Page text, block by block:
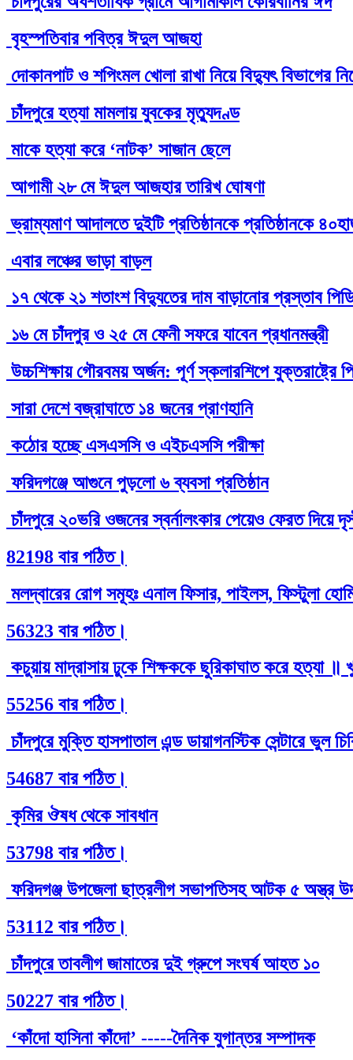
বৃহস্পতিবার পবিত্র ঈদুল আজহা
দোকানপাট ও শপিংমল খোলা রাখা নিয়ে বিদ্যুৎ বিভাগের
চাঁদপুরে হত্যা মামলায় যুবকের মৃত্যুদণ্ড
মাকে হত্যা করে ‘নাটক’ সাজান ছেলে
আগামী ২৮ মে ঈদুল আজহার তারিখ ঘোষণা
ভ্রাম্যমাণ আদালতে দুইটি প্রতিষ্ঠানকে প্রতিষ্ঠানকে
এবার লঞ্চের ভাড়া বাড়ল
১৭ থেকে ২১ শতাংশ বিদ্যুতের দাম বাড়ানোর প্রস্তাব
১৬ মে চাঁদপুর ও ২৫ মে ফেনী সফরে যাবেন প্রধানমন্ত্রী
উচ্চশিক্ষায় গৌরবময় অর্জন: পূর্ণ স্কলারশিপে
সারা দেশে বজ্রাঘাতে ১৪ জনের প্রাণহানি
কঠোর হচ্ছে এসএসসি ও এইচএসসি পরীক্ষা
ফরিদগঞ্জে আগুনে পুড়লো ৬ ব্যবসা প্রতিষ্ঠান
চাঁদপুরে ২০ভরি ওজনের স্বর্নালংকার পেয়েও ফেরত দিয়ে
82198 বার পঠিত।
মলদ্বারের রোগ সমূহঃ এনাল ফিসার, পাইলস, ফিস্টুলা
56323 বার পঠিত।
কচুয়ায় মাদ্রাসায় ঢুকে শিক্ষককে ছুরিকাঘাত করে হত্যা ॥
55256 বার পঠিত।
চাঁদপুরে মুক্তি হাসপাতাল এন্ড ডায়াগনস্টিক সেন্টারে ভুল
54687 বার পঠিত।
কৃমির ঔষধ থেকে সাবধান
53798 বার পঠিত।
ফরিদগঞ্জ উপজেলা ছাত্রলীগ সভাপতিসহ আটক ৫ অস্ত্র
53112 বার পঠিত।
চাঁদপুরে তাবলীগ জামাতের দুই গ্রুপে সংঘর্ষ আহত ১০
50227 বার পঠিত।
‘কাঁদো হাসিনা কাঁদো’ -----দৈনিক যুগান্তর সম্পাদক